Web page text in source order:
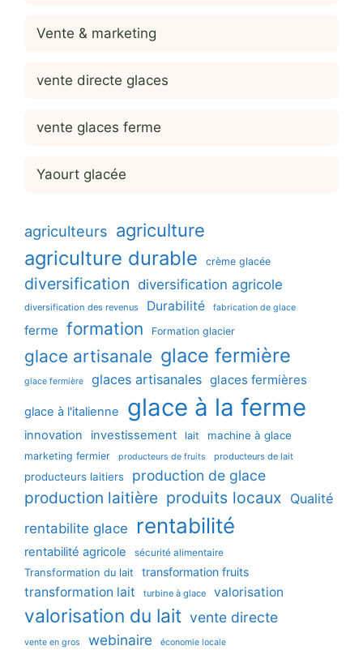
Vente & marketing
vente directe glaces
vente glaces ferme
Yaourt glacée
agriculteurs agriculture
agriculture durable crème glacée
diversification diversification agricole
diversification des revenus Durabilité fabrication de glace
ferme formation Formation glacier
glace artisanale glace fermière
glace fermière glaces artisanales glaces fermières
glace à l'italienne glace à la ferme
innovation investissement lait machine à glace
marketing fermier producteurs de fruits producteurs de lait
producteurs laitiers production de glace
production laitière produits locaux Qualité
rentabilite glace
rentabilité
rentabilité agricole sécurité alimentaire
Transformation du lait transformation fruits
transformation lait turbine à glace valorisation
valorisation du lait vente directe
vente en gros webinaire économie locale